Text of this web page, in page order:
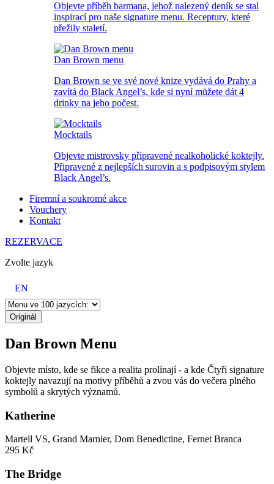
Objevte příběh barmana, jehož nalezený deník se stal
inspirací pro naše signature menu. Receptury, které
přežily staletí.
Dan Brown menu
Dan Brown se ve své nové knize vydává do Prahy a
zavítá do Black Angel’s, kde si nyní můžete dát 4
drinky na jeho počest.
Mocktails
Objevte mistrovsky připravené nealkoholické koktejly.
Připravené z nejlepších surovin a s podpisovým stylem
Black Angel’s.
Firemní a soukromé akce
Vouchery
Kontakt
REZERVACE
Zvolte jazyk
EN
Originál
Dan Brown Menu
Objevte místo, kde se fikce a realita prolínají - a kde Čtyři signature
koktejly navazují na motivy příběhů a zvou vás do večera plného
symbolů a skrytých významů.
Katherine
Martell VS, Grand Marnier, Dom Benedictine, Fernet Branca
295 Kč
The Bridge